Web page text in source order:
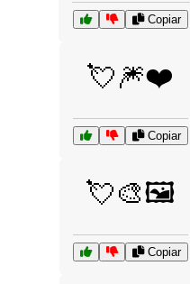
Copiar
💘🎆❤️
Copiar
💘🎨🖼️
Copiar